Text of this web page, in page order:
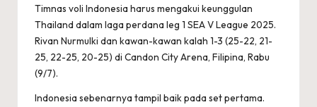
Timnas voli Indonesia harus mengakui keunggulan
Thailand dalam laga perdana leg 1 SEA V League 2025.
Rivan Nurmulki dan kawan-kawan kalah 1-3 (25-22, 21-
25, 22-25, 20-25) di Candon City Arena, Filipina, Rabu
(9/7).
Indonesia sebenarnya tampil baik pada set pertama.